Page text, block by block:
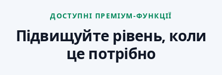
ДОСТУПНІ ПРЕМІУМ-ФУНКЦІЇ
Підвищуйте рівень, коли
це потрібно